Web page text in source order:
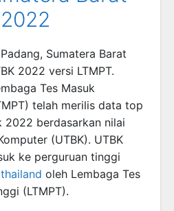
Sumatera Barat
2022 versi LTMPT.
Tes Masuk
telah merilis data top
2022 berdasarkan nilai
(UTBK). UTBK
ke perguruan tinggi
oleh Lembaga Tes
(LTMPT).